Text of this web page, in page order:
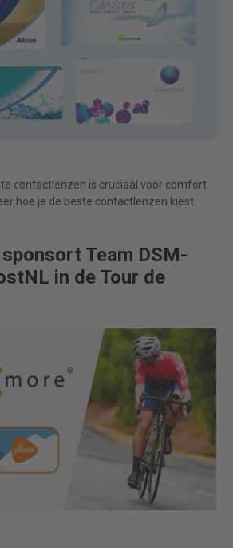
contactlenzen is cruciaal voor comfort
hoe je de beste contactlenzen kiest.
Team DSM-
in de Tour de